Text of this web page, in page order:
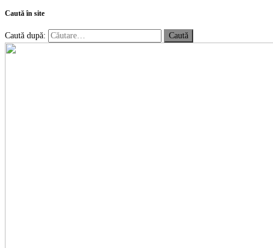
Caută în site
Caută după: